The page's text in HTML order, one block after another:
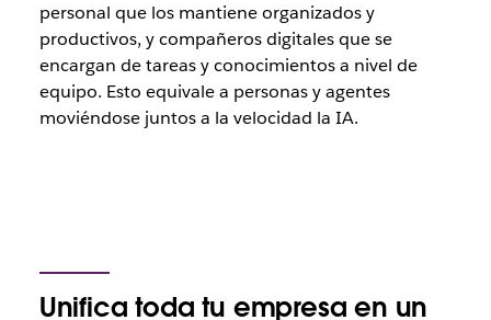
personal que los mantiene organizados y
productivos, y compañeros digitales que se
encargan de tareas y conocimientos a nivel de
equipo. Esto equivale a personas y agentes
moviéndose juntos a la velocidad la IA.
Unifica toda tu empresa en un